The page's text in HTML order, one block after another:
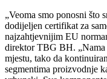
„Veoma smo ponosni
dodijeljen certifikat za
najzahtjevnijim EU
direktor TBG BH.
mjestu, tako da
segmentima proizvodnje